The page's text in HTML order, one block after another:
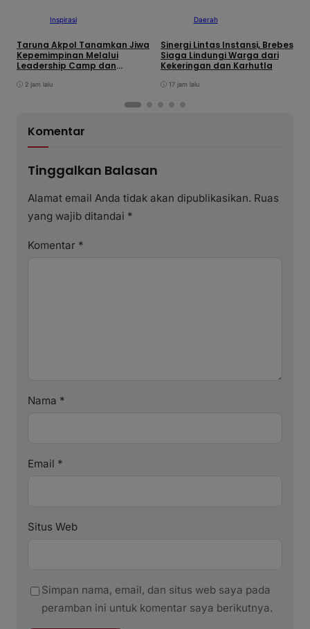
Inspirasi
Taruna Akpol Tanamkan Jiwa
Kepemimpinan Melalui
Leadership Camp dan
Siswa Sekolah Rakyat
2 jam lalu
Daerah
Sinergi Lintas Instansi, Brebes
Siaga Lindungi Warga dari
Kekeringan dan Karhutla
17 jam lalu
Komentar
Tinggalkan Balasan
Alamat email Anda tidak akan dipublikasikan. Ruas
yang wajib ditandai *
Komentar *
Nama *
Email *
Situs Web
Simpan nama, email, dan situs web saya pada
peramban ini untuk komentar saya berikutnya.